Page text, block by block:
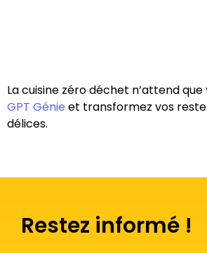
La cuisine zéro déchet n’attend que
GPT Génie et transformez vos
délices.
Restez informé !